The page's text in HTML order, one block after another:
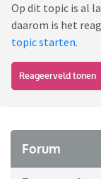
Op dit topic is al
daarom is het
topic starten.
Reageerveld tonen
Forum